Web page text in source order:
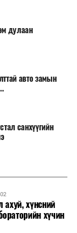
дулаан
авто замын
санхүүгийн
хүнсний
хүчин